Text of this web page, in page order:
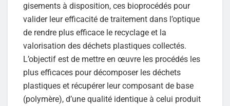
gisements à disposition, ces bioprocédés pour
valider leur efficacité de traitement dans l’optique
de rendre plus efficace le recyclage et la
valorisation des déchets plastiques collectés.
L’objectif est de mettre en œuvre les procédés les
plus efficaces pour décomposer les déchets
plastiques et récupérer leur composant de base
(polymère), d’une qualité identique à celui produit